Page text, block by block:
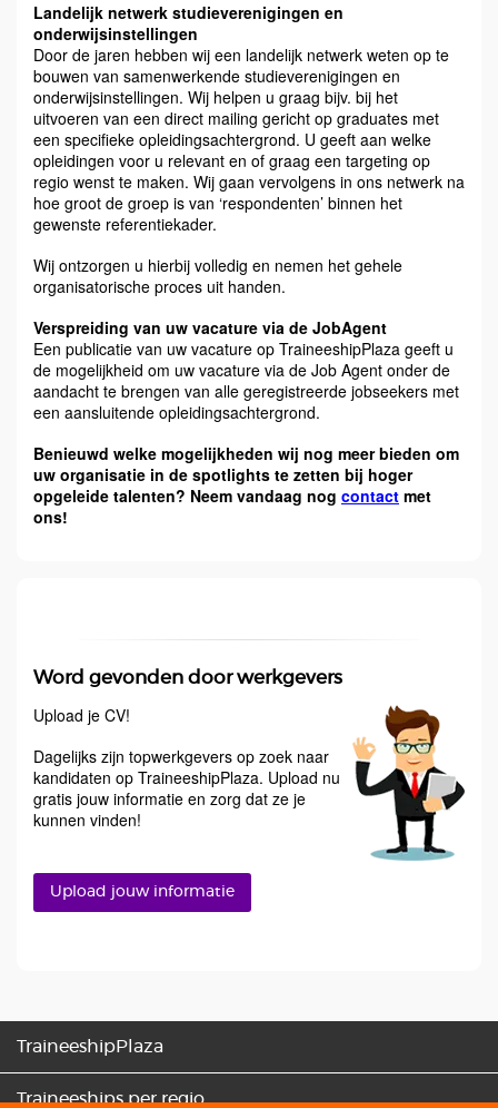
Landelijk netwerk studieverenigingen en
onderwijsinstellingen
Door de jaren hebben wij een landelijk netwerk weten op te
bouwen van samenwerkende studieverenigingen en
onderwijsinstellingen. Wij helpen u graag bijv. bij het
uitvoeren van een direct mailing gericht op graduates met
een specifieke opleidingsachtergrond. U geeft aan welke
opleidingen voor u relevant en of graag een targeting op
regio wenst te maken. Wij gaan vervolgens in ons netwerk na
hoe groot de groep is van ‘respondenten’ binnen het
gewenste referentiekader.
Wij ontzorgen u hierbij volledig en nemen het gehele
organisatorische proces uit handen.
Verspreiding van uw vacature via de JobAgent
Een publicatie van uw vacature op TraineeshipPlaza geeft u
de mogelijkheid om uw vacature via de Job Agent onder de
aandacht te brengen van alle geregistreerde jobseekers met
een aansluitende opleidingsachtergrond.
Benieuwd welke mogelijkheden wij nog meer bieden om
uw organisatie in de spotlights te zetten bij hoger
opgeleide talenten? Neem vandaag nog contact met
ons!
Word gevonden door werkgevers
Upload je CV!
Dagelijks zijn topwerkgevers op zoek naar
kandidaten op TraineeshipPlaza. Upload nu
gratis jouw informatie en zorg dat ze je
kunnen vinden!
Upload jouw informatie
TraineeshipPlaza
Traineeships per regio